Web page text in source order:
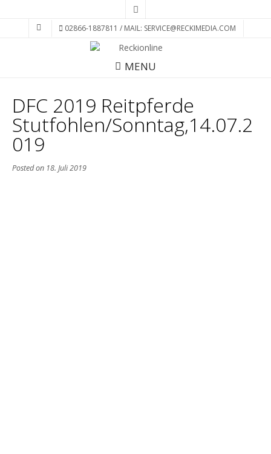
02866-1887811 / MAIL: SERVICE@RECKIMEDIA.COM
MENU
DFC 2019 Reitpferde
Stutfohlen/Sonntag,14.07.2
019
Posted on 18. Juli 2019